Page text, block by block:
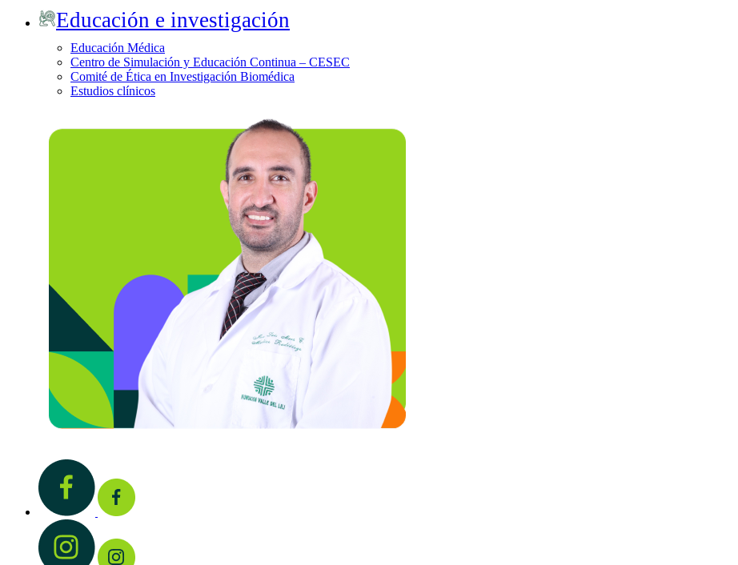
Educación e investigación
Educación Médica
Centro de Simulación y Educación Continua – CESEC
Comité de Ética en Investigación Biomédica
Estudios clínicos